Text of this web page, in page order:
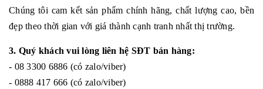
Chúng tôi cam kết sản phẩm chính hãng, chất lượng cao, bền
đẹp theo thời gian với giá thành cạnh tranh nhất thị trường.
3. Quý khách vui lòng liên hệ SĐT bán hàng:
- 08 3300 6886 (có zalo/viber)
- 0888 417 666 (có zalo/viber)